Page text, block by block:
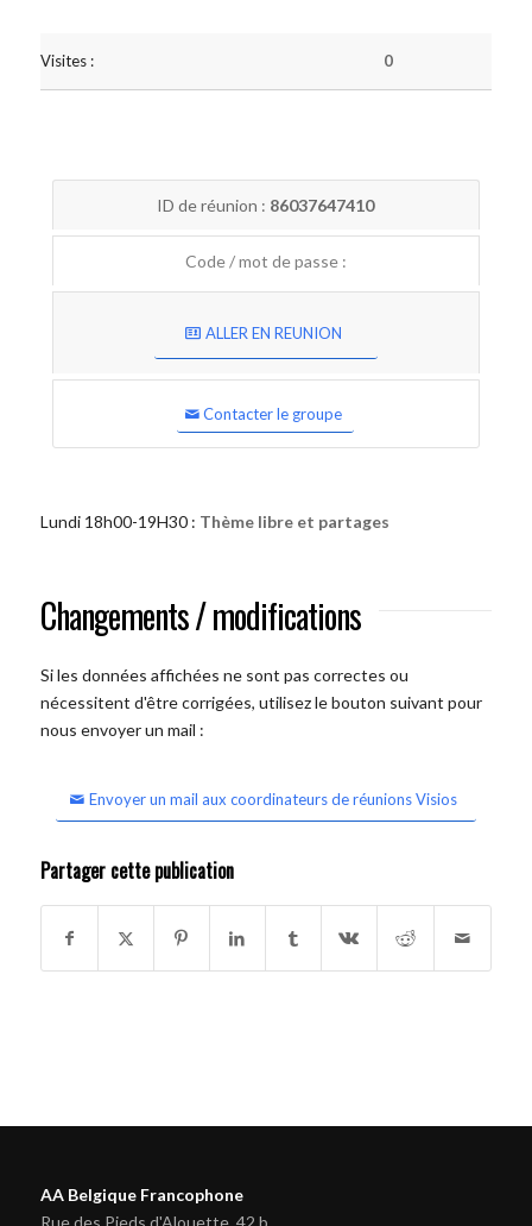
Visites : 0
ID de réunion : 86037647410
Code / mot de passe :
ALLER EN REUNION
Contacter le groupe
Lundi 18h00-19H30 : Thème libre et partages
Changements / modifications
Si les données affichées ne sont pas correctes ou
nécessitent d'être corrigées, utilisez le bouton suivant pour
nous envoyer un mail :
Envoyer un mail aux coordinateurs de réunions Visios
Partager cette publication
AA Belgique Francophone
Rue des Pieds d'Alouette, 42 b